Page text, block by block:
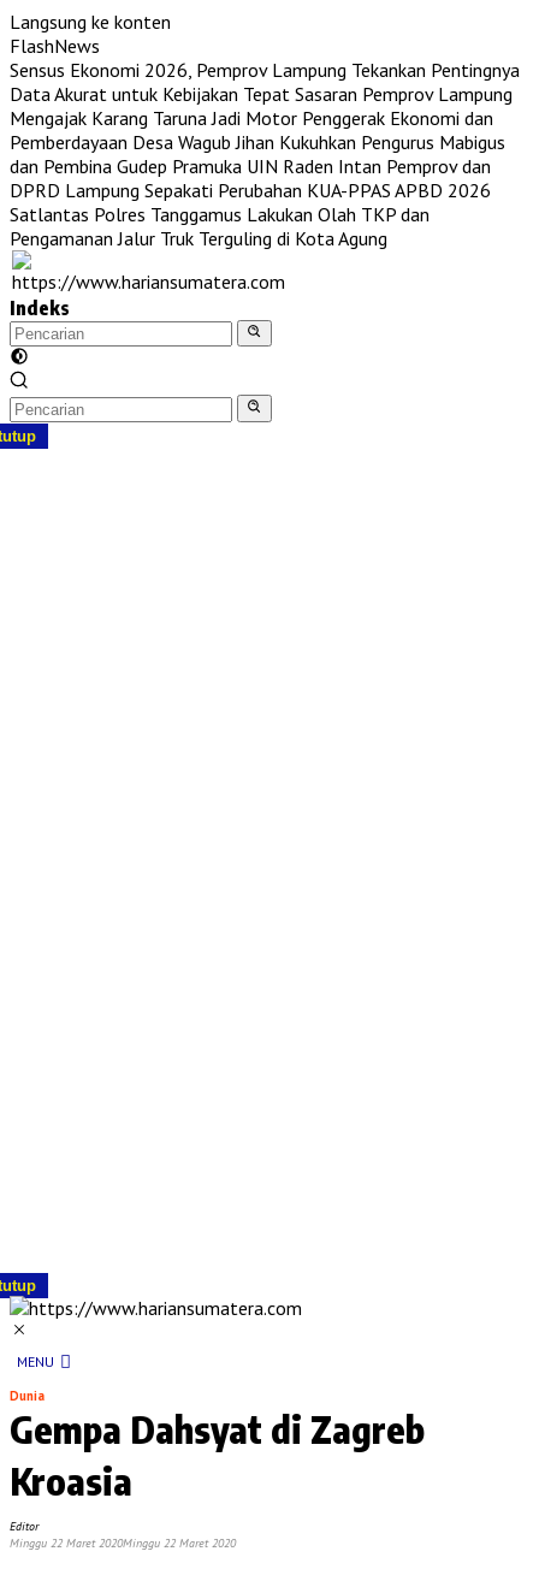
Langsung ke konten
FlashNews
Sensus Ekonomi 2026, Pemprov Lampung Tekankan Pentingnya
Data Akurat untuk Kebijakan Tepat Sasaran Pemprov Lampung
Mengajak Karang Taruna Jadi Motor Penggerak Ekonomi dan
Pemberdayaan Desa Wagub Jihan Kukuhkan Pengurus Mabigus
dan Pembina Gudep Pramuka UIN Raden Intan Pemprov dan
DPRD Lampung Sepakati Perubahan KUA-PPAS APBD 2026
Satlantas Polres Tanggamus Lakukan Olah TKP dan
Pengamanan Jalur Truk Terguling di Kota Agung
Indeks
MENU
Dunia
Gempa Dahsyat di Zagreb
Kroasia
Editor
Minggu 22 Maret 2020Minggu 22 Maret 2020